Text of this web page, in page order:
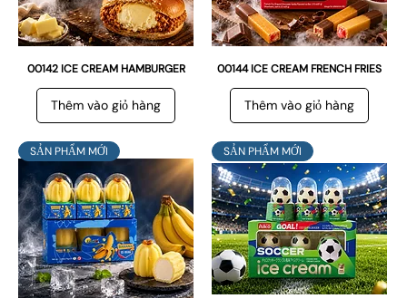
00142 ICE CREAM HAMBURGER
Thêm vào giỏ hàng
00144 ICE CREAM FRENCH FRIES
Thêm vào giỏ hàng
SẢN PHẨM MỚI SẢN PHẨM MỚI